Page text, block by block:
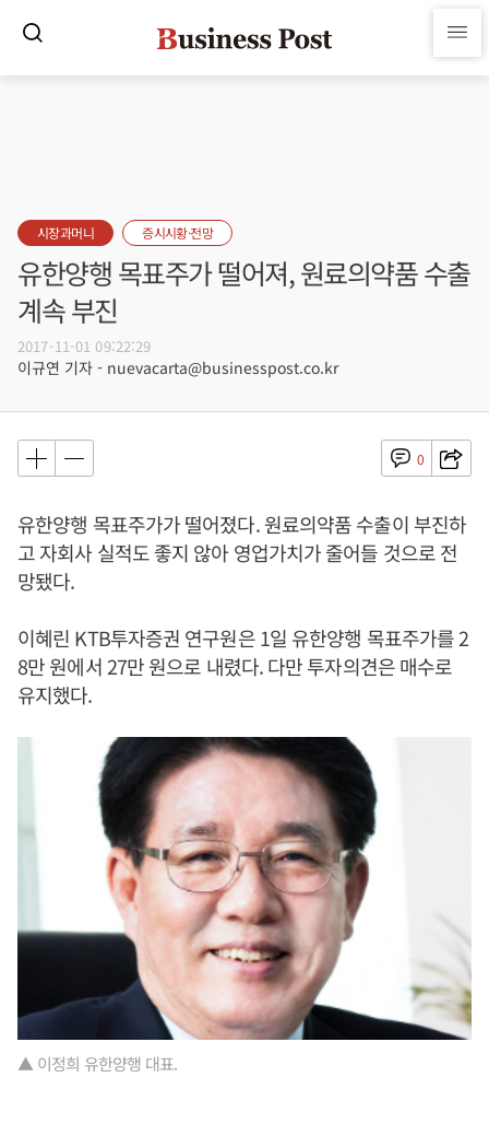
시장과머니 증시시황·전망
유한양행 목표주가 떨어져, 원료의약품 수출
계속 부진
2017-11-01 09:22:29
이규연 기자 - nuevacarta@businesspost.co.kr
0
유한양행 목표주가가 떨어졌다. 원료의약품 수출이 부진하
고 자회사 실적도 좋지 않아 영업가치가 줄어들 것으로 전
망됐다.
이혜린 KTB투자증권 연구원은 1일 유한양행 목표주가를 2
8만 원에서 27만 원으로 내렸다. 다만 투자의견은 매수로
유지했다.
▲ 이정희 유한양행 대표.